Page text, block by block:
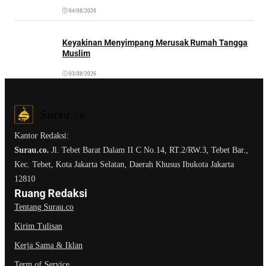
04/08/2026
Keyakinan Menyimpang Merusak Rumah Tangga
Muslim
03/08/2026
Kantor Redaksi:
Surau.co. Jl. Tebet Barat Dalam II C No.14, RT.2/RW.3, Tebet Bar.,
Kec. Tebet, Kota Jakarta Selatan, Daerah Khusus Ibukota Jakarta
12810
Ruang Redaksi
Tentang Surau.co
Kirim Tulisan
Kerja Sama & Iklan